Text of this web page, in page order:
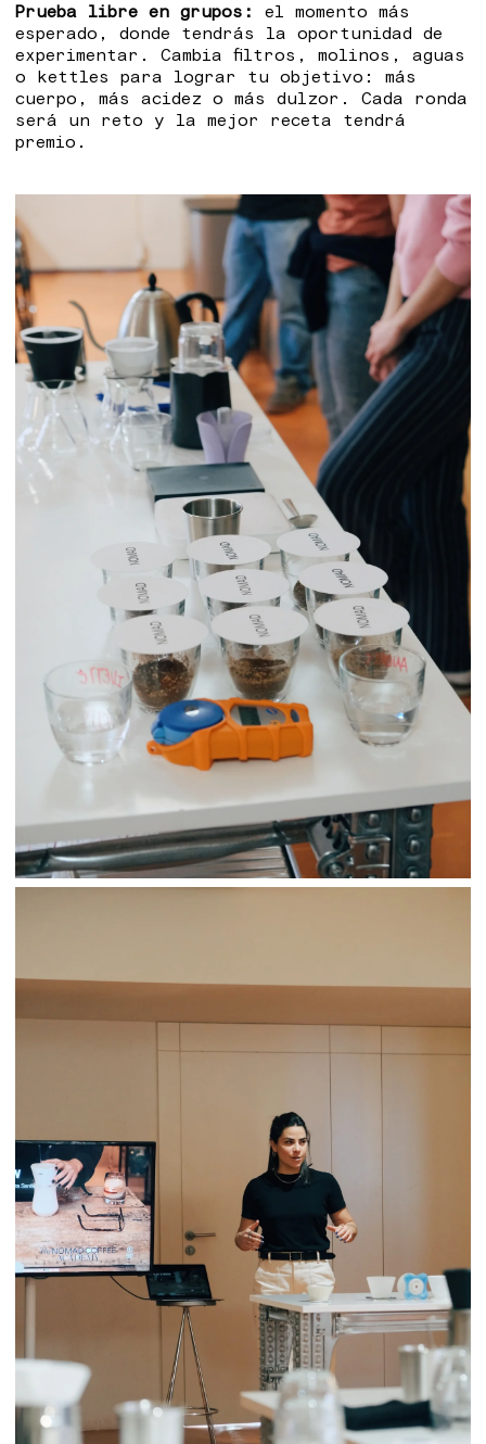
Prueba libre en grupos:
el momento más
esperado, donde tendrás la oportunidad de
experimentar. Cambia filtros, molinos, aguas
o kettles para lograr tu objetivo: más
cuerpo, más acidez o más dulzor. Cada ronda
será un reto y la mejor receta tendrá
premio.